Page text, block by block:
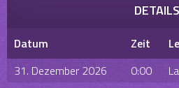
DETAILS
Datum Zeit
31. Dezember 2026
0:00